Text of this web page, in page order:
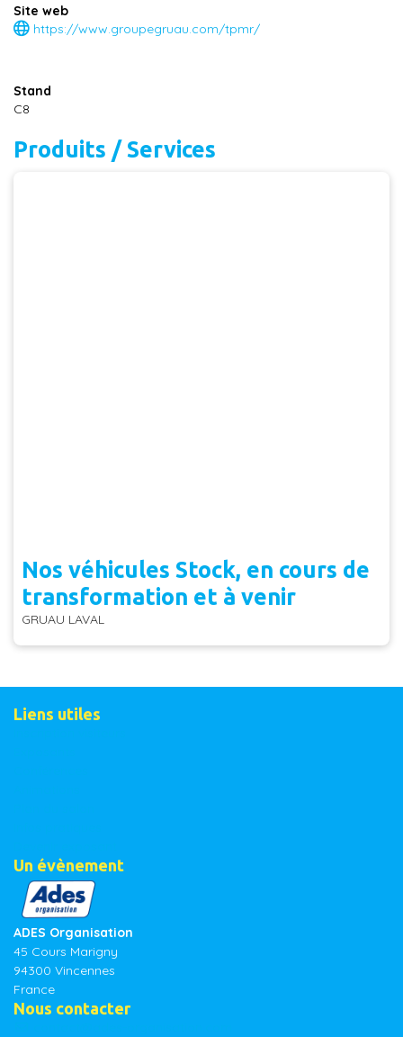
Site web
https://www.groupegruau.com/tpmr/
Stand
C8
Produits / Services
Nos véhicules Stock, en cours de
transformation et à venir
GRUAU LAVAL
Liens utiles
Un évènement
ADES Organisation
45 Cours Marigny
94300 Vincennes
France
Nous contacter